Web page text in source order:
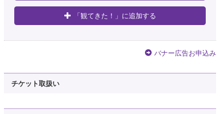
「観てきた！」に追加する
バナー広告お申込み
チケット取扱い